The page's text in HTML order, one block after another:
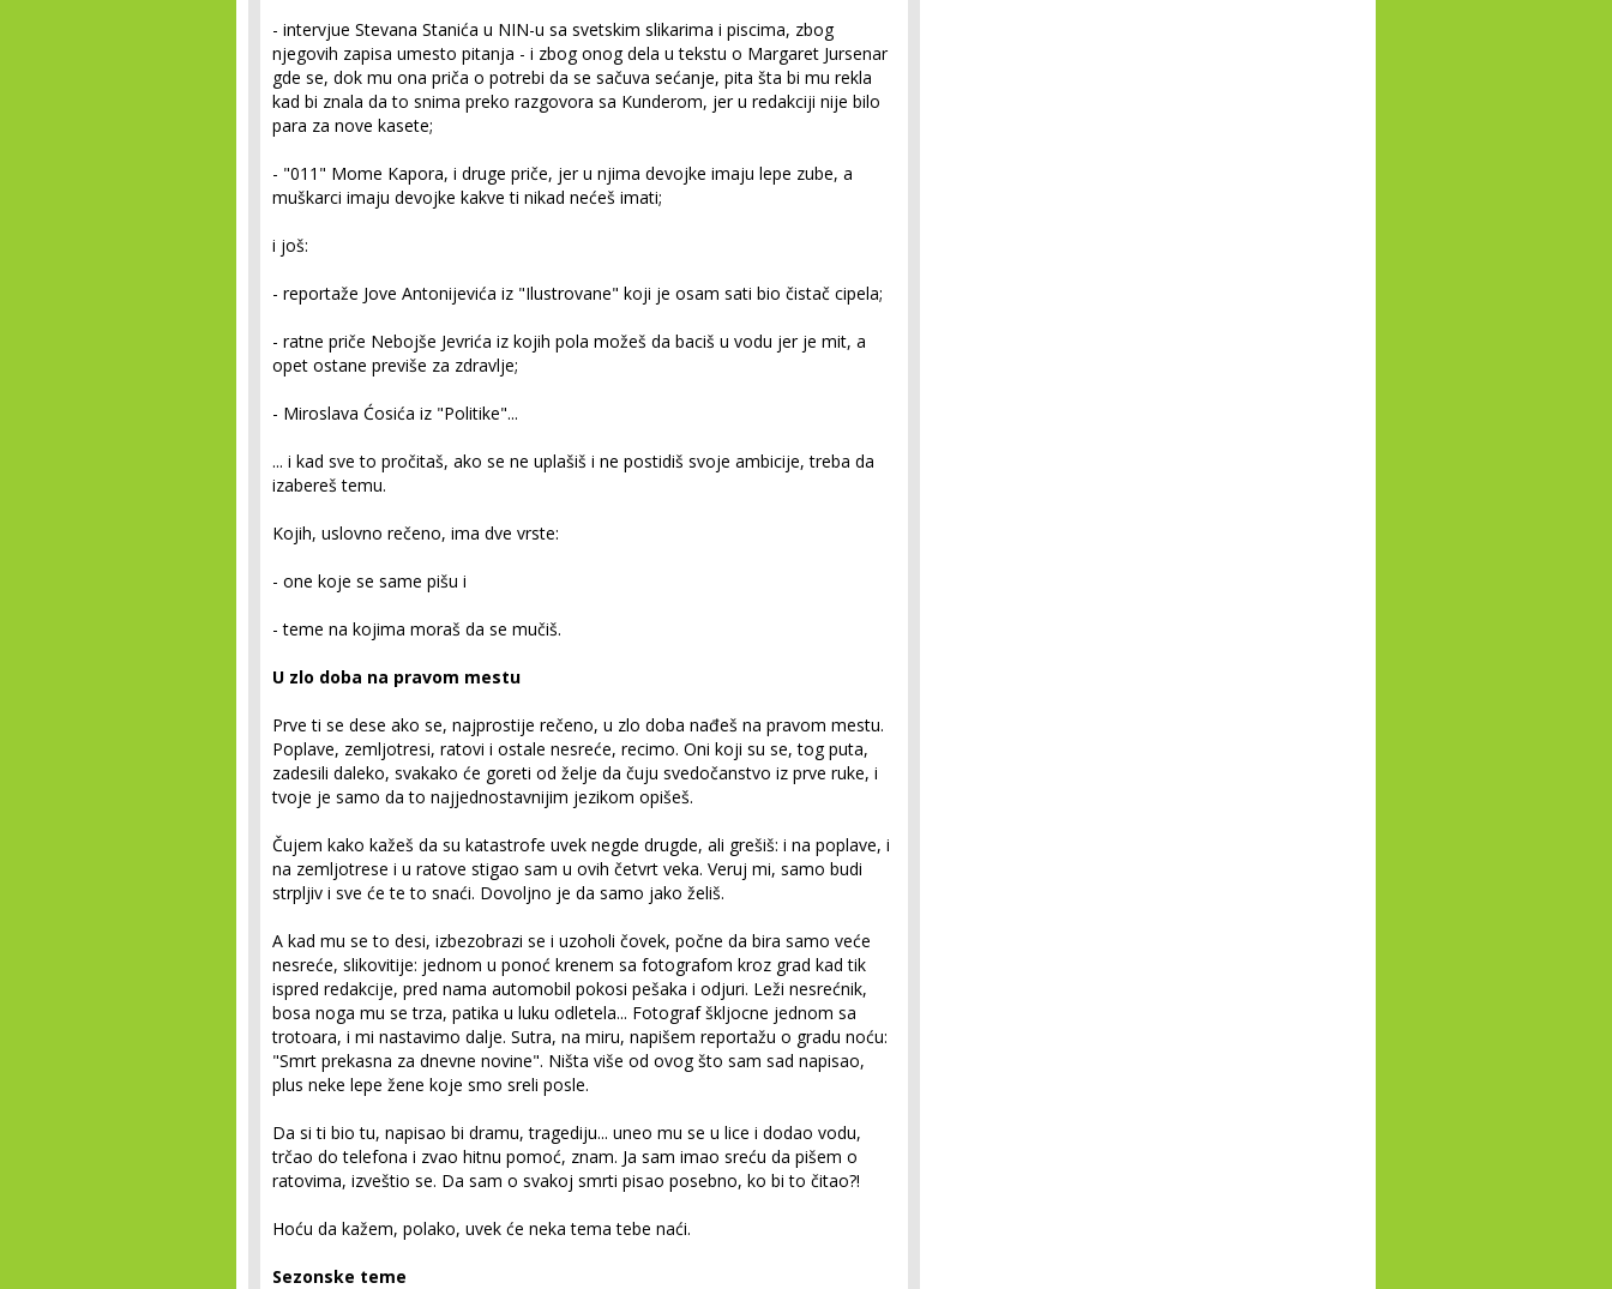
- intervjue Stevana Stanića u NIN-u sa svetskim slikarima i piscima, zbog
njegovih zapisa umesto pitanja - i zbog onog dela u tekstu o Margaret Jursenar
gde se, dok mu ona priča o potrebi da se sačuva sećanje, pita šta bi mu rekla
kad bi znala da to snima preko razgovora sa Kunderom, jer u redakciji nije bilo
para za nove kasete;
- "011" Mome Kapora, i druge priče, jer u njima devojke imaju lepe zube, a
muškarci imaju devojke kakve ti nikad nećeš imati;
i još:
- reportaže Jove Antonijevića iz "Ilustrovane" koji je osam sati bio čistač cipela;
- ratne priče Nebojše Jevrića iz kojih pola možeš da baciš u vodu jer je mit, a
opet ostane previše za zdravlje;
- Miroslava Ćosića iz "Politike"...
... i kad sve to pročitaš, ako se ne uplašiš i ne postidiš svoje ambicije, treba da
izabereš temu.
Kojih, uslovno rečeno, ima dve vrste:
- one koje se same pišu i
- teme na kojima moraš da se mučiš.
U zlo doba na pravom mestu
Prve ti se dese ako se, najprostije rečeno, u zlo doba nađeš na pravom mestu.
Poplave, zemljotresi, ratovi i ostale nesreće, recimo. Oni koji su se, tog puta,
zadesili daleko, svakako će goreti od želje da čuju svedočanstvo iz prve ruke, i
tvoje je samo da to najjednostavnijim jezikom opišeš.
Čujem kako kažeš da su katastrofe uvek negde drugde, ali grešiš: i na poplave, i
na zemljotrese i u ratove stigao sam u ovih četvrt veka. Veruj mi, samo budi
strpljiv i sve će te to snaći. Dovoljno je da samo jako želiš.
A kad mu se to desi, izbezobrazi se i uzoholi čovek, počne da bira samo veće
nesreće, slikovitije: jednom u ponoć krenem sa fotografom kroz grad kad tik
ispred redakcije, pred nama automobil pokosi pešaka i odjuri. Leži nesrećnik,
bosa noga mu se trza, patika u luku odletela... Fotograf škljocne jednom sa
trotoara, i mi nastavimo dalje. Sutra, na miru, napišem reportažu o gradu noću:
"Smrt prekasna za dnevne novine". Ništa više od ovog što sam sad napisao,
plus neke lepe žene koje smo sreli posle.
Da si ti bio tu, napisao bi dramu, tragediju... uneo mu se u lice i dodao vodu,
trčao do telefona i zvao hitnu pomoć, znam. Ja sam imao sreću da pišem o
ratovima, izveštio se. Da sam o svakoj smrti pisao posebno, ko bi to čitao?!
Hoću da kažem, polako, uvek će neka tema tebe naći.
Sezonske teme